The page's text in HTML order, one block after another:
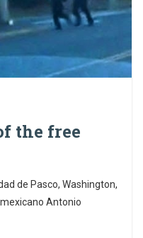
the free
de Pasco, Washington,
Antonio